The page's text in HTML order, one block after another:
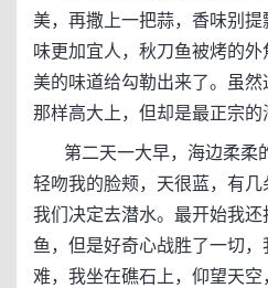
美，再撒上一把蒜，香味别
味更加宜人，秋刀鱼被烤的
美的味道给勾勒出来了。虽
那样高大上，但却是最正宗的
第二天一大早，海边柔柔
轻吻我的脸颊，天很蓝，有
我们决定去潜水。最开始我
鱼，但是好奇心战胜了一切
难，我坐在礁石上，仰望天